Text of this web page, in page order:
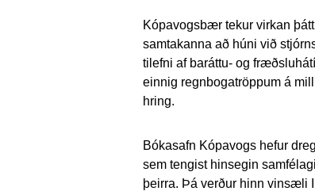
Kópavogsbær tekur virkan
samtakanna að húni við
tilefni af baráttu- og
einnig regnbogatröppum á
hring.
Bókasafn Kópavogs hefur
sem tengist hinsegin
þeirra. Þá verður hinn vinsæli